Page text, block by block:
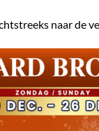
naar de